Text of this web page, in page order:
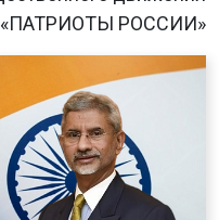
«ПАТРИОТЫ РОССИИ»